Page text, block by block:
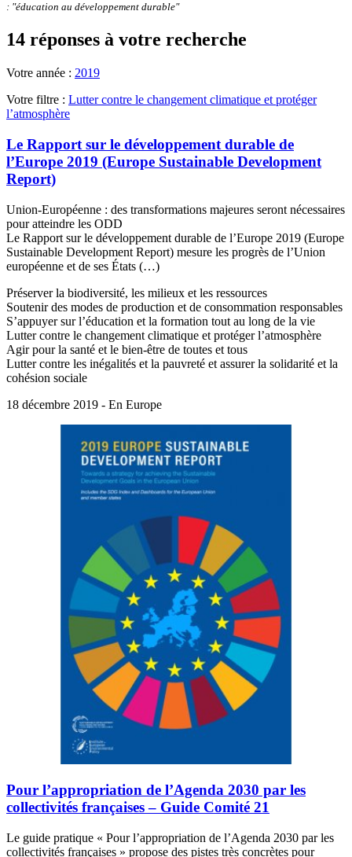
: "éducation au développement durable"
14 réponses à votre recherche
Votre année : 2019
Votre filtre : Lutter contre le changement climatique et protéger
l’atmosphère
Le Rapport sur le développement durable de
l’Europe 2019 (Europe Sustainable Development
Report)
Union-Européenne : des transformations majeures seront nécessaires
pour atteindre les ODD
Le Rapport sur le développement durable de l’Europe 2019 (Europe
Sustainable Development Report) mesure les progrès de l’Union
européenne et de ses États (…)
Préserver la biodiversité, les milieux et les ressources
Soutenir des modes de production et de consommation responsables
S’appuyer sur l’éducation et la formation tout au long de la vie
Lutter contre le changement climatique et protéger l’atmosphère
Agir pour la santé et le bien-être de toutes et tous
Lutter contre les inégalités et la pauvreté et assurer la solidarité et la
cohésion sociale
18 décembre 2019 - En Europe
Pour l’appropriation de l’Agenda 2030 par les
collectivités françaises – Guide Comité 21
Le guide pratique « Pour l’appropriation de l’Agenda 2030 par les
collectivités françaises » propose des pistes très concrètes pour